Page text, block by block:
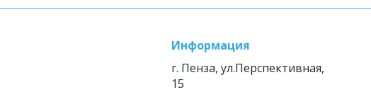
Информация
г. Пенза, ул.Перспективная,
15